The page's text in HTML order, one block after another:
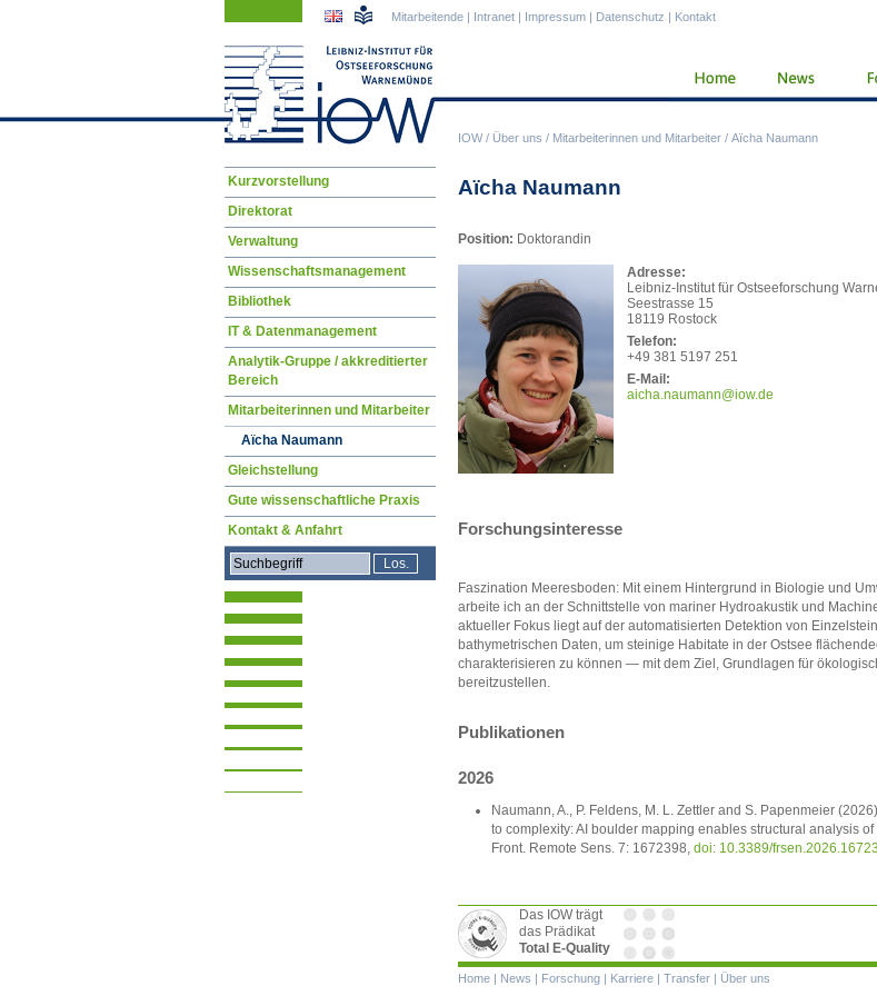
IOW/ Über uns / Mitarbeiterinnen und Mitarbeiter / Aïcha Naumann
Mitarbeitende | Intranet | Impressum | Datenschutz | Kontakt
Aïcha Naumann
Position: Doktorandin
Adresse:
Leibniz-Institut für Ostseeforschung
Seestrasse 15
18119 Rostock
Telefon:
+49 381 5197 251
E-Mail:
aicha.naumann@iow.de
Forschungsinteresse
Faszination Meeresboden: Mit einem Hintergrund in Biologie und
arbeite ich an der Schnittstelle von mariner Hydroakustik und
aktueller Fokus liegt auf der automatisierten Detektion von
bathymetrischen Daten, um steinige Habitate in der Ostsee
charakterisieren zu können — mit dem Ziel, Grundlagen für
bereitzustellen.
Publikationen
2026
Naumann, A., P. Feldens, M. L. Zettler and S. Papenmeier
to complexity: AI boulder mapping enables structural analysis of
Front. Remote Sens. 7: 1672398, doi: 10.3389/
Navigation
Kurzvorstellung
Direktorat
Verwaltung
Wissenschaftsmanagement
Bibliothek
IT & Datenmanagement
Analytik-Gruppe / akkreditierter
Bereich
Mitarbeiterinnen und Mitarbeiter
Aïcha Naumann
Gleichstellung
Gute wissenschaftliche Praxis
Kontakt & Anfahrt
Das IOW trägt
das Prädikat
Total E-Quality
Navigation
überspringen
Home | News | Forschung | Karriere | Transfer | Über uns